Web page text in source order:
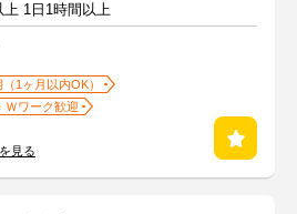
上 1日1時間以上
1ヶ月以内OK）
Ｗワーク歓迎
見る